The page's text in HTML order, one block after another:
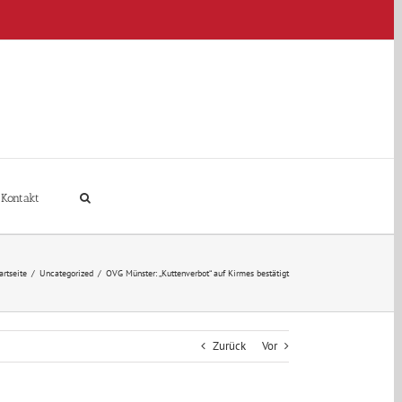
Kontakt
/ Uncategorized / OVG Münster: „Kuttenverbot“ auf Kirmes bestätigt
Zurück Vor